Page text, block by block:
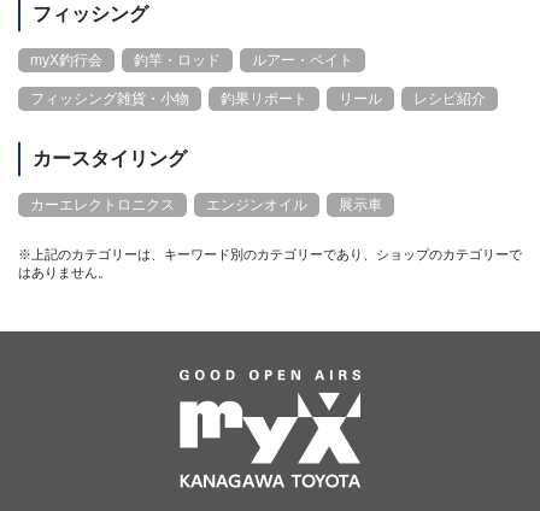
フィッシング
myX釣行会 釣竿・ロッド ルアー・ベイト
フィッシング雑貨・小物 釣果リポート リール レシピ紹介
カースタイリング
カーエレクトロニクス エンジンオイル 展示車
※上記のカテゴリーは、キーワード別のカテゴリーであり、ショップのカテゴリーで
はありません。